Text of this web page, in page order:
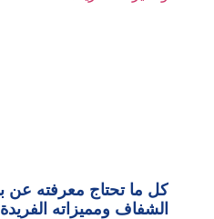
الشفاف ومميزاته الفريدة